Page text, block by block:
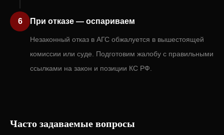
6 При отказе — оспариваем
Незаконный отказ в АГС обжалуется в вышестоящей
комиссии или суде. Подготовим жалобу с правильными
ссылками на закон и позиции КС РФ.
Часто задаваемые вопросы